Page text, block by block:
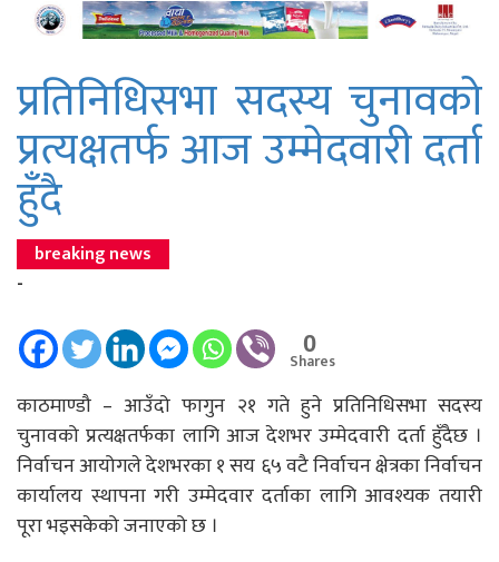
प्रतिनिधिसभा सदस्य चुनावको
प्रत्यक्षतर्फ आज उम्मेदवारी दर्ता
हुँदै
breaking news
-
0
Shares
काठमाण्डौ – आउँदो फागुन २१ गते हुने प्रतिनिधिसभा सदस्य
चुनावको प्रत्यक्षतर्फका लागि आज देशभर उम्मेदवारी दर्ता हुँदैछ ।
निर्वाचन आयोगले देशभरका १ सय ६५ वटै निर्वाचन क्षेत्रका निर्वाचन
कार्यालय स्थापना गरी उम्मेदवार दर्ताका लागि आवश्यक तयारी
पूरा भइसकेको जनाएको छ ।